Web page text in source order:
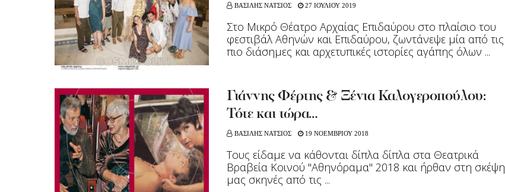
ΒΑΣΙΛΗΣ ΝΑΤΣΙΟΣ 27 ΙΟΥΛΙΟΥ 2019
Στο Μικρό Θέατρο Αρχαίας Επιδαύρου στο πλαίσιο του
φεστιβάλ Αθηνών και Επιδαύρου, ζωντάνεψε μία από τις
πιο διάσημες και αρχετυπικές ιστορίες αγάπης όλων ...
Γιάννης Φέρτης & Ξένια Καλογεροπούλου:
Τότε και τώρα…
ΒΑΣΙΛΗΣ ΝΑΤΣΙΟΣ 19 ΝΟΕΜΒΡΙΟΥ 2018
Τους είδαμε να κάθονται δίπλα δίπλα στα Θεατρικά
Βραβεία Κοινού "Αθηνόραμα" 2018 και ήρθαν στη σκέψη
μας σκηνές από τις ...